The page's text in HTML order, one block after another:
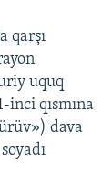
qarşı
uquq
qısmına
dava